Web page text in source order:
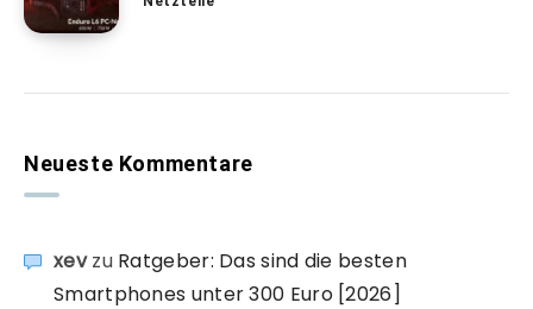
Neueste Kommentare
xevzu Ratgeber: Das sind die besten
Smartphones unter 300 Euro [2026]